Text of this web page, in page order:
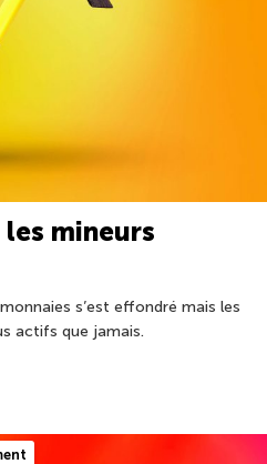
les mineurs
s’est effondré mais les
actifs que jamais.